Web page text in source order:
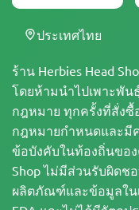
ร้าน Herbies Head
โดยห้ามนำไปเพาะพั
กฎหมาย ทุกครั้งที่สั่ง
กฎหมายกำหนดและมี
ข้อบังคับในท้องถิ่นของ
Shop ไม่มีส่วนรับผิดช
ผลิตภัณฑ์และข้อมูลใน
ประเทศไทย